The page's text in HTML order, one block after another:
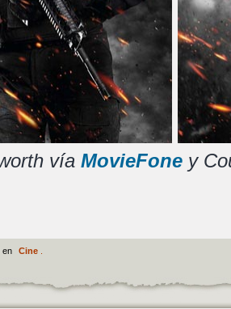
vía MovieFoney
en Cine.